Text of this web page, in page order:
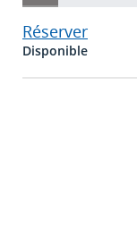
Réserver
Disponible